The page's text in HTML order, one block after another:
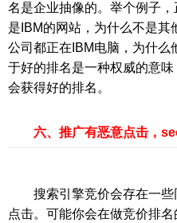
名是企业抽像的。举个例子
是IBM的网站，为什么不是其
公司都正在IBM电脑，为什么
于好的排名是一种权威的意
会获得好的排名。
六、推广有恶意点击，
搜索引擎竞价会存在一些
点击。可能你会在做竞价排